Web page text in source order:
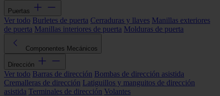
Puertas
Ver todo Burletes de puerta Cerraduras y llaves Manillas exteriores
de puerta Manillas interiores de puerta Molduras de puerta
Componentes Mecánicos
Dirección
Ver todo Barras de dirección Bombas de dirección asistida
Cremalleras de dirección Latiguillos y manguitos de dirección
asistida Terminales de dirección Volantes